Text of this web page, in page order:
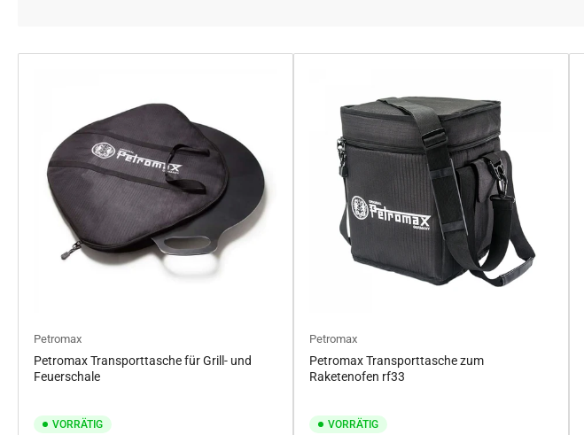
Petromax
Petromax Transporttasche für Grill- und
Feuerschale
VORRÄTIG
Petromax
Petromax Transporttasche zum
Raketenofen rf33
VORRÄTIG